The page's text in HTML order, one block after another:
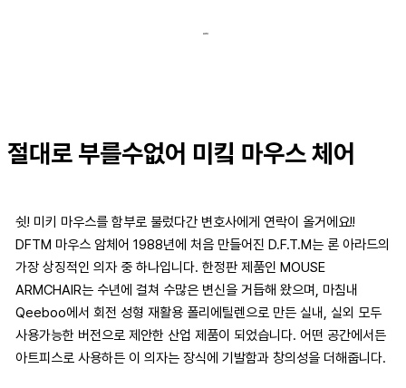
절대로 부를수없어 미킼 마우스 체어
쉿! 미키 마우스를 함부로 불렀다간 변호사에게 연락이 올거에요!!
DFTM 마우스 암체어 1988년에 처음 만들어진 D.F.T.M는 론 아라드의
가장 상징적인 의자 중 하나입니다. 한정판 제품인 MOUSE
ARMCHAIR는 수년에 걸쳐 수많은 변신을 거듭해 왔으며, 마침내
Qeeboo에서 회전 성형 재활용 폴리에틸렌으로 만든 실내, 실외 모두
사용가능한 버전으로 제안한 산업 제품이 되었습니다. 어떤 공간에서든
아트피스로 사용하든 이 의자는 장식에 기발함과 창의성을 더해줍니다.